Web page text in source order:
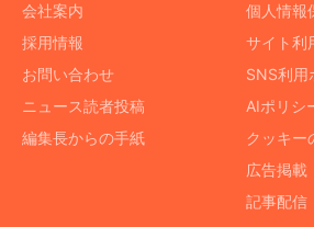
会社案内
採用情報
お問い合わせ
ニュース読者投稿
編集長からの手紙
個人情報
サイト利
SNS利用
AIポリシ
クッキー
広告掲載
記事配信